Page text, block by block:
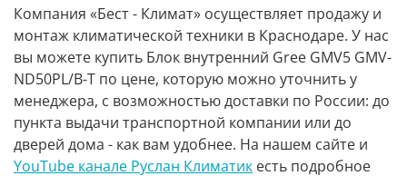
Компания «Бест - Климат» осуществляет продажу и
монтаж климатической техники в Краснодаре. У нас
вы можете купить Блок внутренний Gree GMV5 GMV-
ND50PL/B-T по цене, которую можно уточнить у
менеджера, с возможностью доставки по России: до
пункта выдачи транспортной компании или до
дверей дома - как вам удобнее. На нашем сайте и
YouTube канале Руслан Климатик есть подробное